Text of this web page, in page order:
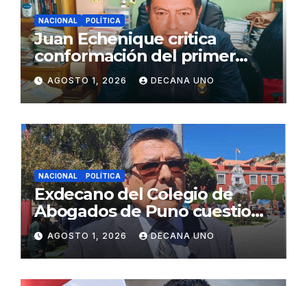
NACIONAL POLÍTICA
Juan Echenique critica
conformación del primer
gabinete ministerial de Keiko
Fujimori
AGOSTO 1, 2026 DECANA UNO
NACIONAL POLÍTICA
Exdecano del Colegio de
Abogados de Puno cuestiona
propuestas sobre seguridad
ciudadana
AGOSTO 1, 2026 DECANA UNO